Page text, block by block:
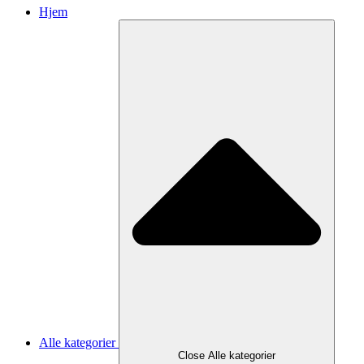
Hjem
Alle kategorier
Close Alle kategorier